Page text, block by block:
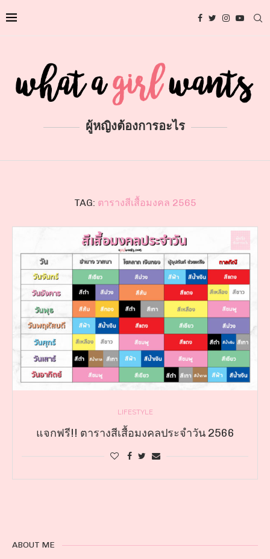
ผู้หญิงต้องการอะไร
TAG: ตารางสีเสื้อมงคล 2565
LIFESTYLE
แจกฟรี!! ตารางสีเสื้อมงคลประจำวัน 2566
ABOUT ME